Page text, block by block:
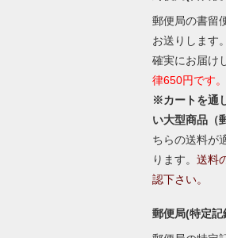
郵便局の書留
お送りします
確実にお届け
律650円です。
※カートを通
い大型商品（
ちらの送料が
ります。 送料
認下さい。
郵便局(特定記